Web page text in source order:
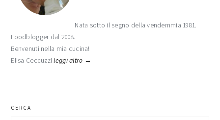
Nata sotto il segno della vendemmia 1981.
Foodblogger dal 2008.
Benvenuti nella mia cucina!
Elisa Ceccuzzileggi altro →
CERCA